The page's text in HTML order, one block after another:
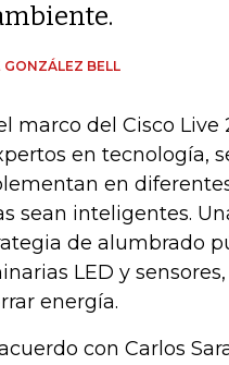
GONZÁLEZ BELL
marco del Cisco Live
en tecnología,
en
sean inteligentes.
de alumbrado
LED y
energía.
con Carlos